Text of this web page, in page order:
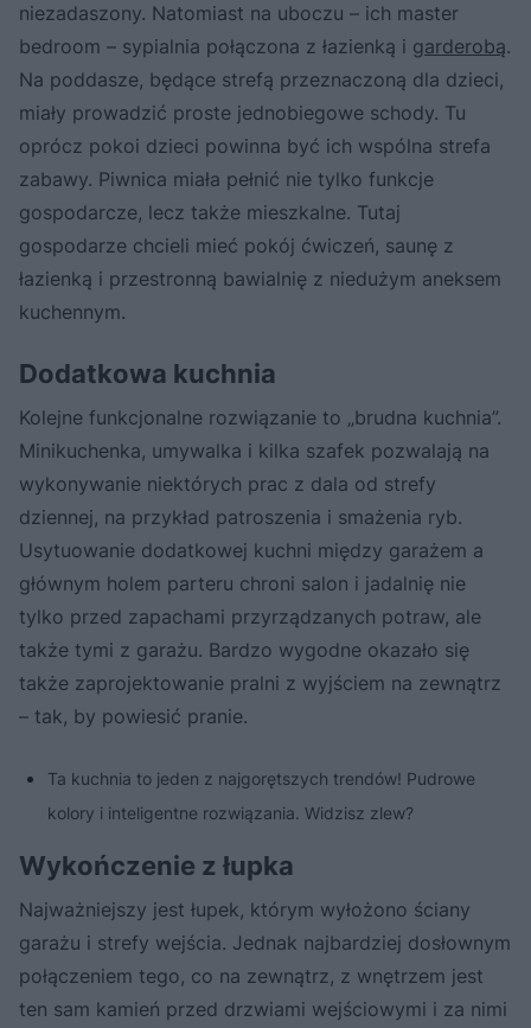
niezadaszony. Natomiast na uboczu – ich master
bedroom – sypialnia połączona z łazienką i garderobą.
Na poddasze, będące strefą przeznaczoną dla dzieci,
miały prowadzić proste jednobiegowe schody. Tu
oprócz pokoi dzieci powinna być ich wspólna strefa
zabawy. Piwnica miała pełnić nie tylko funkcje
gospodarcze, lecz także mieszkalne. Tutaj
gospodarze chcieli mieć pokój ćwiczeń, saunę z
łazienką i przestronną bawialnię z niedużym aneksem
kuchennym.
Dodatkowa kuchnia
Kolejne funkcjonalne rozwiązanie to „brudna kuchnia”.
Minikuchenka, umywalka i kilka szafek pozwalają na
wykonywanie niektórych prac z dala od strefy
dziennej, na przykład patroszenia i smażenia ryb.
Usytuowanie dodatkowej kuchni między garażem a
głównym holem parteru chroni salon i jadalnię nie
tylko przed zapachami przyrządzanych potraw, ale
także tymi z garażu. Bardzo wygodne okazało się
także zaprojektowanie pralni z wyjściem na zewnątrz
– tak, by powiesić pranie.
Ta kuchnia to jeden z najgorętszych trendów! Pudrowe
kolory i inteligentne rozwiązania. Widzisz zlew?
Wykończenie z łupka
Najważniejszy jest łupek, którym wyłożono ściany
garażu i strefy wejścia. Jednak najbardziej dosłownym
połączeniem tego, co na zewnątrz, z wnętrzem jest
ten sam kamień przed drzwiami wejściowymi i za nimi